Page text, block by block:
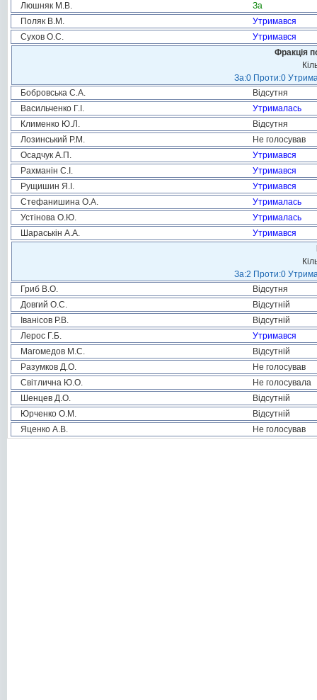
Люшняк М.В.
За
Поляк В.М.
Утримався
Сухов О.С.
Утримався
Фракція
За:0 Проти:0
Бобровська С.А.
Відсутня
Васильченко Г.І.
Утрималась
Клименко Ю.Л.
Відсутня
Лозинський Р.М.
Не голосував
Осадчук А.П.
Утримався
Рахманін С.І.
Утримався
Рущишин Я.І.
Утримався
Стефанишина О.А.
Утрималась
Устінова О.Ю.
Утрималась
Шараськін А.А.
Утримався
За:2 Проти:0
Гриб В.О.
Відсутня
Довгий О.С.
Відсутній
Іванісов Р.В.
Відсутній
Лерос Г.Б.
Утримався
Магомедов М.С.
Відсутній
Разумков Д.О.
Не голосував
Світлична Ю.О.
Не голосувала
Шенцев Д.О.
Відсутній
Юрченко О.М.
Відсутній
Яценко А.В.
Не голосував